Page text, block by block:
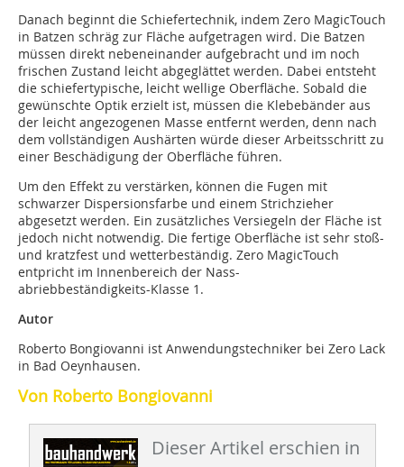
Danach beginnt die Schiefertechnik, indem Zero MagicTouch
in Batzen schräg zur Fläche aufgetragen wird. Die Batzen
müssen direkt nebeneinander aufgebracht und im noch
frischen Zustand leicht abgeglättet werden. Dabei entsteht
die schiefertypische, leicht wellige Oberfläche. Sobald die
gewünschte Optik erzielt ist, müssen die Klebebänder aus
der leicht angezogenen Masse entfernt werden, denn nach
dem vollständigen Aushärten würde dieser Arbeitsschritt zu
einer Beschädigung der Oberfläche führen.
Um den Effekt zu verstärken, können die Fugen mit
schwarzer Dispersionsfarbe und einem Strichzieher
abgesetzt werden. Ein zusätzliches Versiegeln der Fläche ist
jedoch nicht notwendig. Die fertige Oberfläche ist sehr stoß-
und kratzfest und wetterbeständig. Zero MagicTouch
entpricht im Innenbereich der Nass-
abriebbeständigkeits-Klasse 1.
Autor
Roberto Bongiovanni ist Anwendungstechniker bei Zero Lack
in Bad Oeynhausen.
Von Roberto Bongiovanni
Dieser Artikel erschien in